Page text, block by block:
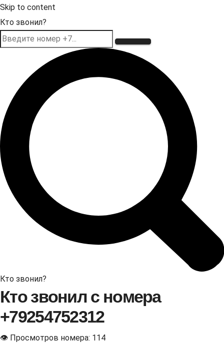
Skip to content
Кто звонил?
Кто звонил?
Кто звонил с номера
+79254752312
👁 Просмотров номера: 114